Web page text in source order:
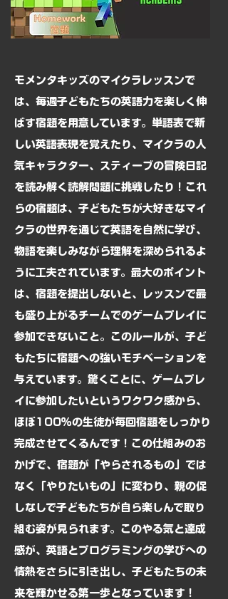
モメンタキッズのマイクラレッスンで
は、毎週子どもたちの英語力を楽しく伸
ばす宿題を用意しています。単語表で新
しい英語表現を覚えたり、マイクラの人
気キャラクター、スティーブの冒険日記
を読み解く読解問題に挑戦したり！これ
らの宿題は、子どもたちが大好きなマイ
クラの世界を通じて英語を自然に学び、
物語を楽しみながら理解を深められるよ
うに工夫されています。最大のポイント
は、宿題を提出しないと、レッスンで最
も盛り上がるチームでのゲームプレイに
参加できないこと。このルールが、子ど
もたちに宿題への強いモチベーションを
与えています。驚くことに、ゲームプレ
イに参加したいというワクワク感から、
ほぼ100％の生徒が毎回宿題をしっかり
完成させてくるんです！この仕組みのお
かげで、宿題が「やらされるもの」では
なく「やりたいもの」に変わり、親の促
しなしで子どもたちが自ら楽しんで取り
組む姿が見られます。このやる気と達成
感が、英語とプログラミングの学びへの
情熱をさらに引き出し、子どもたちの未
来を輝かせる第一歩となっています！